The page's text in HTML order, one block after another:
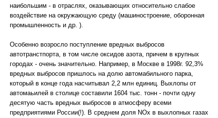
наибольшим - в отраслях, оказывающих относительно слабое
воздействие на окружающую среду (машиностроение, оборонная
промышленность и др. ).
Особенно возросло поступление вредных выбросов
автотранстпорта, в том числе оксидов азота, причем в крупных
городах - очень значительно. Например, в Москве в 1998г. 92,3%
вредных выбросов пришлось на долю автомабильного парка,
который в конце года насчитывал 2,2 млн единиц. Выхлопы от
автомаьилей в столице составили 1604 тыс. тонн - почти одну
десятую часть вредных выбросов в атмосферу всеми
предприятиями России(!). В среднем доля NОх в выхлопных газах